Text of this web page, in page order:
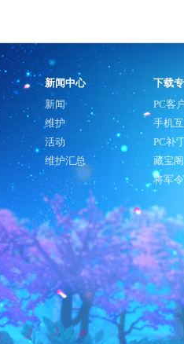
新闻中心 下载
新闻
维护
活动
维护汇总
PC客
手机
PC补
藏宝
将军